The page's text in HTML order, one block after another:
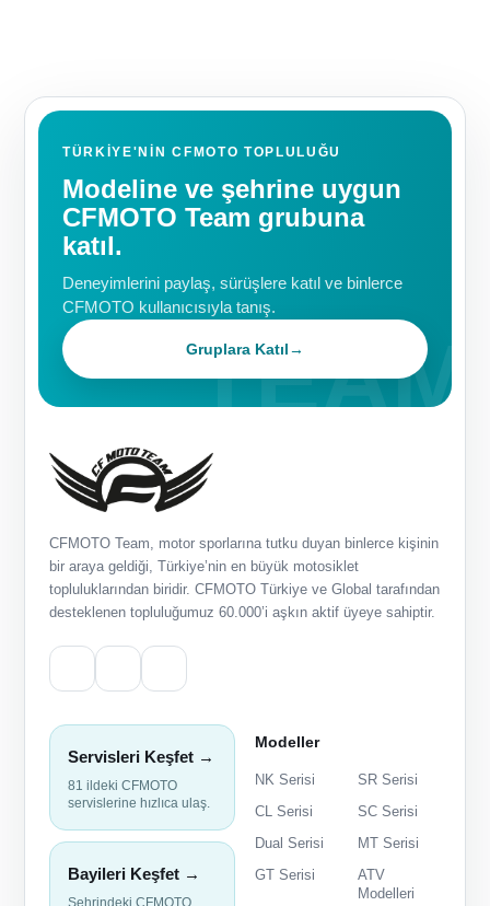
TÜRKIYE'NIN CFMOTO TOPLULUĞU
Modeline ve şehrine uygun
CFMOTO Team grubuna
katıl.
Deneyimlerini paylaş, sürüşlere katıl ve binlerce
CFMOTO kullanıcısıyla tanış.
Gruplara Katıl→
CFMOTO Team, motor sporlarına tutku duyan binlerce kişinin
bir araya geldiği, Türkiye’nin en büyük motosiklet
topluluklarından biridir. CFMOTO Türkiye ve Global tarafından
desteklenen topluluğumuz 60.000’i aşkın aktif üyeye sahiptir.
Servisleri Keşfet →
81 ildeki CFMOTO
servislerine hızlıca ulaş.
Bayileri Keşfet →
Modeller
NK Serisi
SR Serisi
CL Serisi
SC Serisi
Dual Serisi
MT Serisi
GT Serisi
ATV
Modelleri